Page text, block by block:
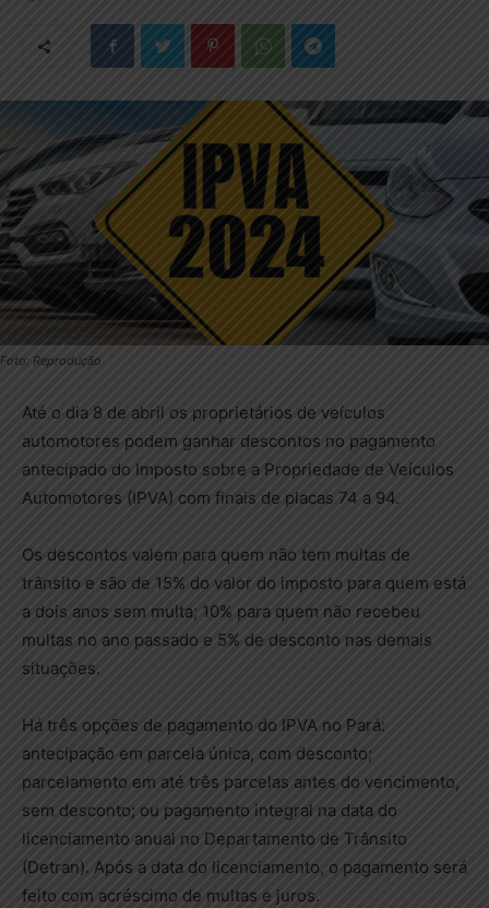
Foto: Reprodução
Até o dia 8 de abril os proprietários de veículos
automotores podem ganhar descontos no pagamento
antecipado do Imposto sobre a Propriedade de Veículos
Automotores (IPVA) com finais de placas 74 a 94.
Os descontos valem para quem não tem multas de
trânsito e são de 15% do valor do imposto para quem está
a dois anos sem multa; 10% para quem não recebeu
multas no ano passado e 5% de desconto nas demais
situações.
Há três opções de pagamento do IPVA no Pará:
antecipação em parcela única, com desconto;
parcelamento em até três parcelas antes do vencimento,
sem desconto; ou pagamento integral na data do
licenciamento anual no Departamento de Trânsito
(Detran). Após a data do licenciamento, o pagamento será
feito com acréscimo de multas e juros.